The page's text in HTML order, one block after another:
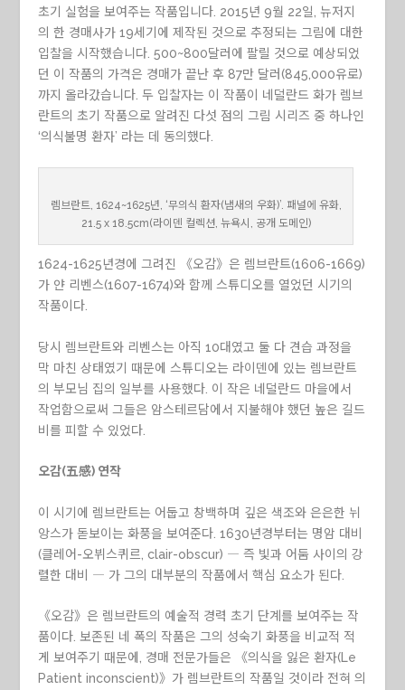
초기 실험을 보여주는 작품입니다. 2015년 9월 22일, 뉴저지
의 한 경매사가 19세기에 제작된 것으로 추정되는 그림에 대한
입찰을 시작했습니다. 500~800달러에 팔릴 것으로 예상되었
던 이 작품의 가격은 경매가 끝난 후 87만 달러(845,000유로)
까지 올라갔습니다. 두 입찰자는 이 작품이 네덜란드 화가 렘브
란트의 초기 작품으로 알려진 다섯 점의 그림 시리즈 중 하나인
‘의식불명 환자’ 라는 데 동의했다.
렘브란트, 1624~1625년, ‘무의식 환자(냄새의 우화)’. 패널에 유화,
21.5 x 18.5cm(라이덴 컬렉션, 뉴욕시, 공개 도메인)
1624-1625년경에 그려진 《오감》은 렘브란트(1606-1669)
가 얀 리벤스(1607-1674)와 함께 스튜디오를 열었던 시기의
작품이다.
당시 렘브란트와 리벤스는 아직 10대였고 둘 다 견습 과정을
막 마친 상태였기 때문에 스튜디오는 라이덴에 있는 렘브란트
의 부모님 집의 일부를 사용했다. 이 작은 네덜란드 마을에서
작업함으로써 그들은 암스테르담에서 지불해야 했던 높은 길드
비를 피할 수 있었다.
오감(五感) 연작
이 시기에 렘브란트는 어둡고 창백하며 깊은 색조와 은은한 뉘
앙스가 돋보이는 화풍을 보여준다. 1630년경부터는 명암 대비
(클레어-오뷔스퀴르, clair-obscur) ― 즉 빛과 어둠 사이의 강
렬한 대비 ― 가 그의 대부분의 작품에서 핵심 요소가 된다.
《오감》은 렘브란트의 예술적 경력 초기 단계를 보여주는 작
품이다. 보존된 네 폭의 작품은 그의 성숙기 화풍을 비교적 적
게 보여주기 때문에, 경매 전문가들은 《의식을 잃은 환자(Le
Patient inconscient)》가 렘브란트의 작품일 것이라 전혀 의